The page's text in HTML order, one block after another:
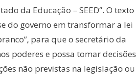
da Educação – SEED”. O texto
do governo em transformar a lei
para que o secretário da
poderes e possa tomar decisões
não previstas na legislação ou